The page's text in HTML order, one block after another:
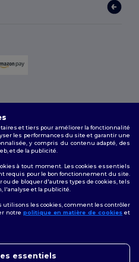
|Plan du Site
et tiers pour améliorer la fonctionnalité
les performances du site et garantir une
y compris du contenu adapté, des
et de la publicité.
à tout moment. Les cookies essentiels
requis pour le bon fonctionnement du site.
ou de bloquer d'autres types de cookies, tels
l'analyse et la publicité.
utilisons les cookies, comment les contrôler
notre politique en matière de cookies et
essentiels
nous contacter à tout